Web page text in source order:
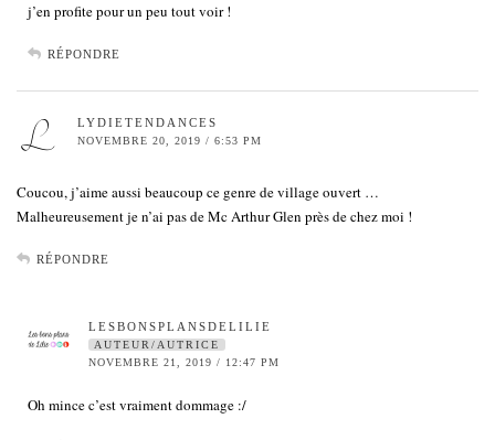
j’en profite pour un peu tout voir !
RÉPONDRE
LYDIETENDANCES
NOVEMBRE 20, 2019 / 6:53 PM
Coucou, j’aime aussi beaucoup ce genre de village ouvert …
Malheureusement je n’ai pas de Mc Arthur Glen près de chez moi !
RÉPONDRE
LESBONSPLANSDELILIE
AUTEUR/AUTRICE
NOVEMBRE 21, 2019 / 12:47 PM
Oh mince c’est vraiment dommage :/